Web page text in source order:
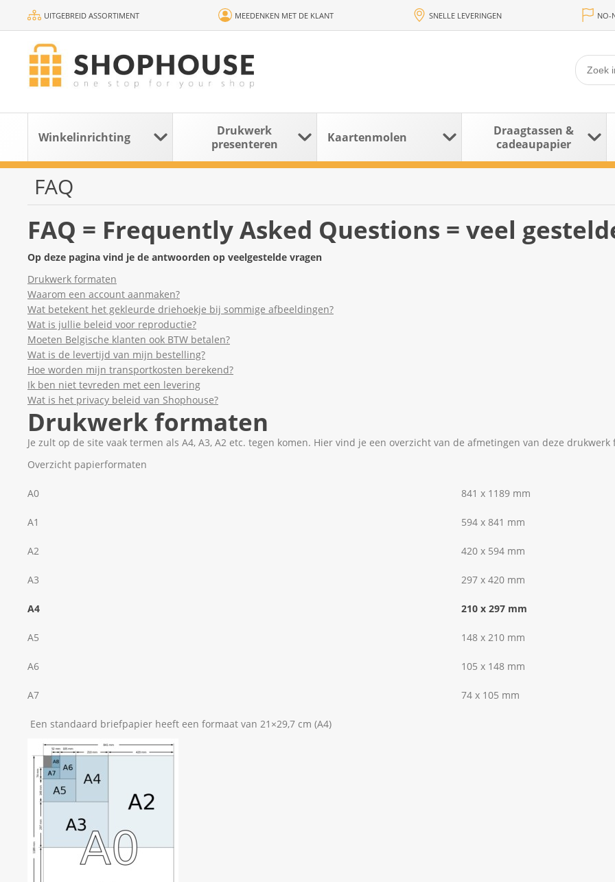
UITGEBREID ASSORTIMENT MEEDENKEN MET DE KLANT SNELLE LEVERINGEN NO-
Winkelinrichting
Drukwerk
presenteren
Kaartenmolen
Draagtassen &
cadeaupapier
FAQ
FAQ = Frequently Asked Questions = veel
Op deze pagina vind je de antwoorden op veelgestelde vragen
Drukwerk formaten
Waarom een account aanmaken?
Wat betekent het gekleurde driehoekje bij sommige afbeeldingen?
Wat is jullie beleid voor reproductie?
Moeten Belgische klanten ook BTW betalen?
Wat is de levertijd van mijn bestelling?
Hoe worden mijn transportkosten berekend?
Ik ben niet tevreden met een levering
Wat is het privacy beleid van Shophouse?
Drukwerk formaten
Je zult op de site vaak termen als A4, A3, A2 etc. tegen komen. Hier vind je een overzicht van de afmetingen van deze drukwerk
Overzicht papierformaten
A0 841 x 1189 mm
A1 594 x 841 mm
A2 420 x 594 mm
A3 297 x 420 mm
A4 210 x 297 mm
A5 148 x 210 mm
A6 105 x 148 mm
A7 74 x 105 mm
Een standaard briefpapier heeft een formaat van 21×29,7 cm (A4)